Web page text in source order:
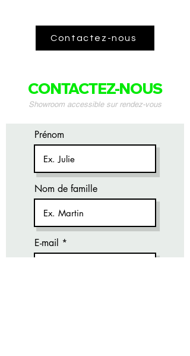
Contactez-nous
CONTACTEZ-NOUS
Showroom accessible sur rendez-vous
Prénom
Nom de famille
E-mail